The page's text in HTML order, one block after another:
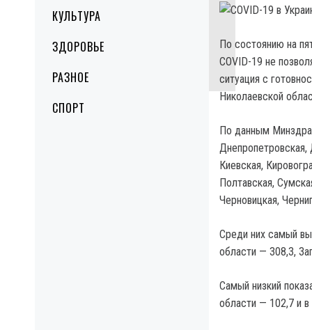
КУЛЬТУРА
ЗДОРОВЬЕ
РАЗНОЕ
СПОРТ
По состоянию на
COVID-19 не
ситуация с
Николаевской
По данным
Днепропетровская,
Киевская,
Полтавская,
Черновицкая,
Среди них самый
области — 308,3,
Самый низкий
области — 102,7 и